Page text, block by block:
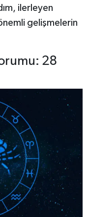
ilerleyen
gelişmelerin
28